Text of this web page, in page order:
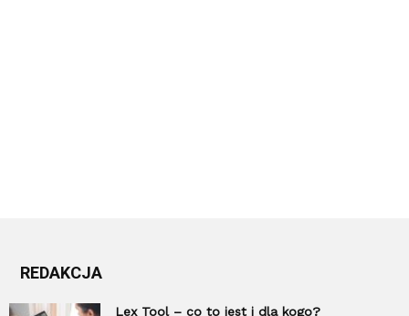
REDAKCJA
Lex Tool – co to jest i dla kogo?